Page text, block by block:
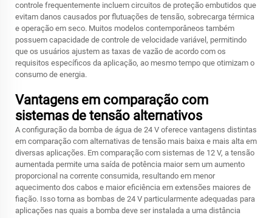
controle frequentemente incluem circuitos de proteção embutidos que
evitam danos causados por flutuações de tensão, sobrecarga térmica
e operação em seco. Muitos modelos contemporâneos também
possuem capacidade de controle de velocidade variável, permitindo
que os usuários ajustem as taxas de vazão de acordo com os
requisitos específicos da aplicação, ao mesmo tempo que otimizam o
consumo de energia.
Vantagens em comparação com
sistemas de tensão alternativos
A configuração da bomba de água de 24 V oferece vantagens distintas
em comparação com alternativas de tensão mais baixa e mais alta em
diversas aplicações. Em comparação com sistemas de 12 V, a tensão
aumentada permite uma saída de potência maior sem um aumento
proporcional na corrente consumida, resultando em menor
aquecimento dos cabos e maior eficiência em extensões maiores de
fiação. Isso torna as bombas de 24 V particularmente adequadas para
aplicações nas quais a bomba deve ser instalada a uma distância